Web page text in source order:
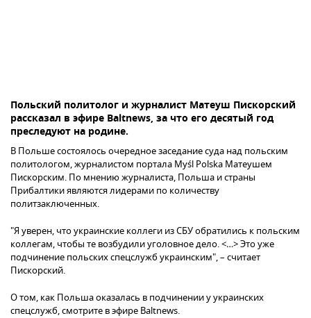
Польский политолог и журналист Матеуш Пискорский
рассказал в эфире Baltnews, за что его десятый год
преследуют на родине.
В Польше состоялось очередное заседание суда над польским
политологом, журналистом портала Myśl Polska Матеушем
Пискорским. По мнению журналиста, Польша и страны
Прибалтики являются лидерами по количеству
политзаключенных.
"Я уверен, что украинские коллеги из СБУ обратились к польским
коллегам, чтобы те возбудили уголовное дело. <…> Это уже
подчинение польских спецслужб украинским", – считает
Пискорский.
О том, как Польша оказалась в подчинении у украинских
спецслужб, смотрите в эфире Baltnews.